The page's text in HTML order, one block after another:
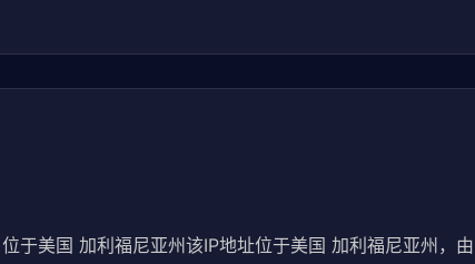
于美国 加利福尼亚州该IP地址位于美国 加利福尼亚州，由